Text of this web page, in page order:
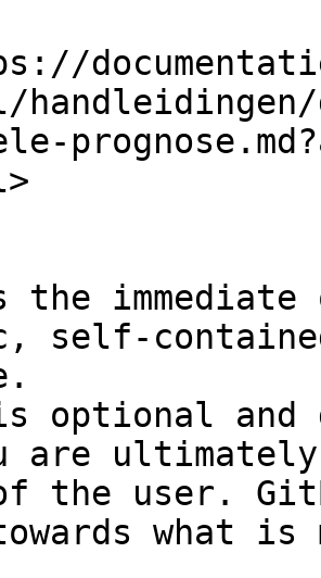
the
self-
optional and
are
the user.
what